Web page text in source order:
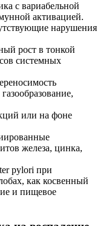
с вариабельной
активацией.
нарушения
рост в тонкой
системных
или на фоне
железа, цинка,
pylori при
как косвенный
и пищевое